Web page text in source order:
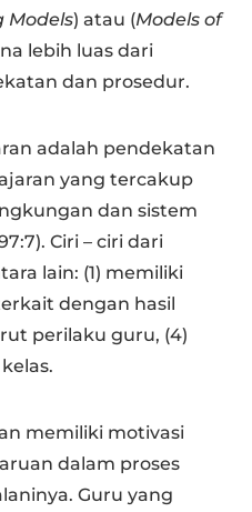
Models) atau (Models of
lebih luas dari
dan prosedur.
adalah pendekatan
yang tercakup
dan sistem
Ciri – ciri dari
lain: (1) memiliki
dengan hasil
perilaku guru, (4)
memiliki motivasi
dalam proses
Guru yang